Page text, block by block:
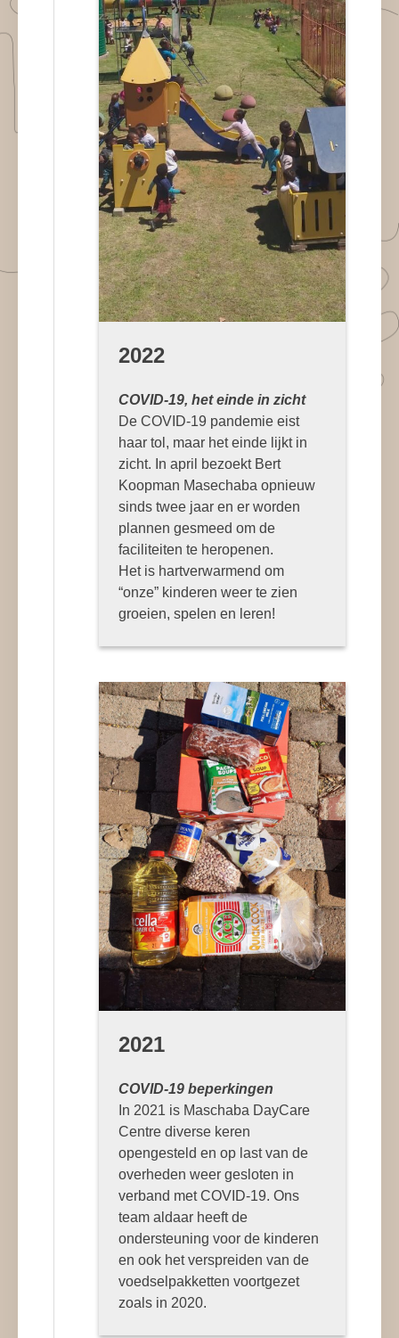
2022
COVID-19, het einde in zicht
De COVID-19 pandemie eist
haar tol, maar het einde lijkt in
zicht. In april bezoekt Bert
Koopman Masechaba opnieuw
sinds twee jaar en er worden
plannen gesmeed om de
faciliteiten te heropenen.
Het is hartverwarmend om
“onze” kinderen weer te zien
groeien, spelen en leren!
2021
COVID-19 beperkingen
In 2021 is Maschaba DayCare
Centre diverse keren
opengesteld en op last van de
overheden weer gesloten in
verband met COVID-19. Ons
team aldaar heeft de
ondersteuning voor de kinderen
en ook het verspreiden van de
voedselpakketten voortgezet
zoals in 2020.